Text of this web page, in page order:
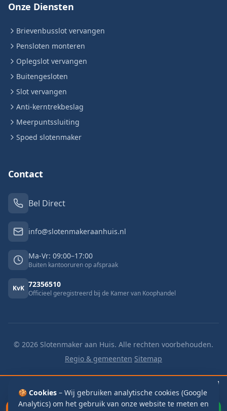
Onze Diensten
Brievenbusslot vervangen
Pensloten monteren
Oplegslot vervangen
Buitengesloten
Slot vervangen
Anti-kerntrekbeslag
Meerpuntssluiting
Spoed slotenmaker
Contact
Bel Direct
info@slotenmakeraanhuis.nl
Ma-Vr: 09:00–17:00
Buiten kantooruren op afspraak
KvK 72356510
Officieel geregistreerd bij de Kamer van Koophandel
© 2026 Slotenmaker aan Huis. Alle rechten voorbehouden.
Regio & gemeenten·Sitemap
📬 Brievenbus€115
🍪 Cookies – Wij gebruiken analytische cookies (Google
Analytics) om het gebruik van onze website te meten en